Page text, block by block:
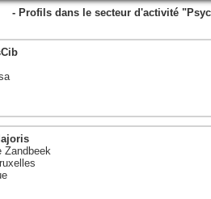
- Profils dans le secteur d'activité
Zandbeek